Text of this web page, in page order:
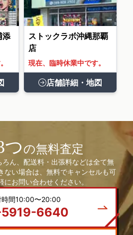
添
ストックラボ沖縄那覇
店
現在、臨時休業中です。
店舗詳細・地図
つの無料査定
ん、配送料・出張料などは全て無
ない場合は、無料でキャンセルも可
お問い合わせください。
時間10:00〜20:00
6640